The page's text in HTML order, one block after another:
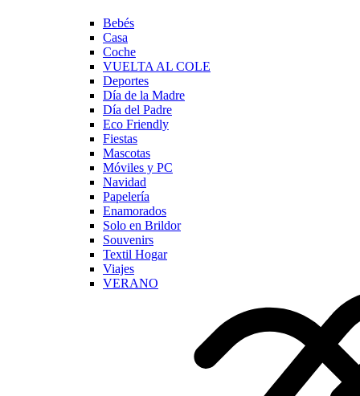
Bebés
Casa
Coche
VUELTA AL COLE
Deportes
Día de la Madre
Día del Padre
Eco Friendly
Fiestas
Mascotas
Móviles y PC
Navidad
Papelería
Enamorados
Solo en Brildor
Souvenirs
Textil Hogar
Viajes
VERANO